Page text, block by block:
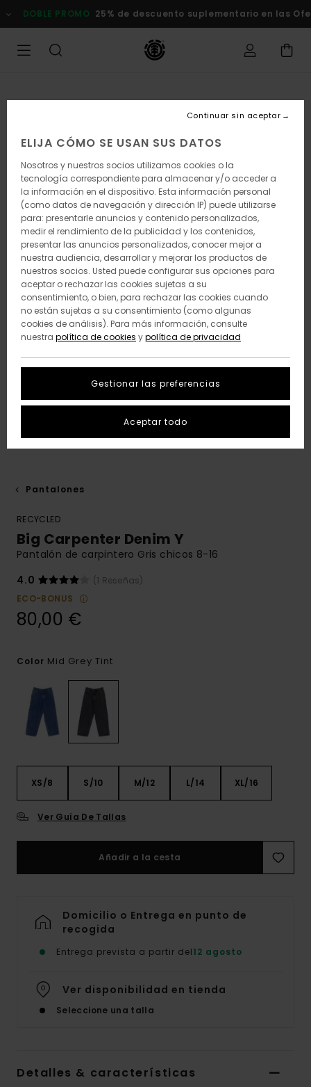
la
DOBLE PROMO 25% de descuento suplementario en las
Pantalones
RECYCLED
Big Carpenter Denim Y
Pantalón de carpintero Gris chicos 8-16
4.0
(1 Reseñas)
ECO-BONUS
80,00 €
Color Mid Grey Tint
XS/8 S/10 M/12 L/14 XL/16
Ver Guía De Tallas
Añadir a la cesta
Domicilio o Entrega en punto de
recogida
Entrega prevista a partir del12 agosto
Ver disponibilidad en tienda
Seleccione una talla
Detalles & características
ELIJA CÓMO SE USAN SUS DATOS
Nosotros y nuestros socios utilizamos cookies o la
tecnología correspondiente para almacenar y/o acceder a
la información en el dispositivo. Esta información personal
(como datos de navegación y dirección IP) puede utilizarse
para: presentarle anuncios y contenido personalizados,
medir el rendimiento de la publicidad y los contenidos,
presentar las anuncios personalizados, conocer mejor a
nuestra audiencia, desarrollar y mejorar los productos de
nuestros socios. Usted puede configurar sus opciones para
aceptar o rechazar las cookies sujetas a su
consentimiento, o bien, para rechazar las cookies cuando
no están sujetas a su consentimiento (como algunas
cookies de análisis). Para más información, consulte
nuestra política de cookies ypolítica de privacidad
Gestionar las preferencias
Continuar sin aceptar
Aceptar todo